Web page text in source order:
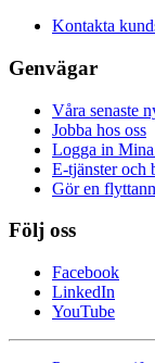
Kontakta
Genvägar
Våra senaste
Jobba hos oss
Logga in
E-tjänster och
Gör en
Följ oss
Facebook
LinkedIn
YouTube